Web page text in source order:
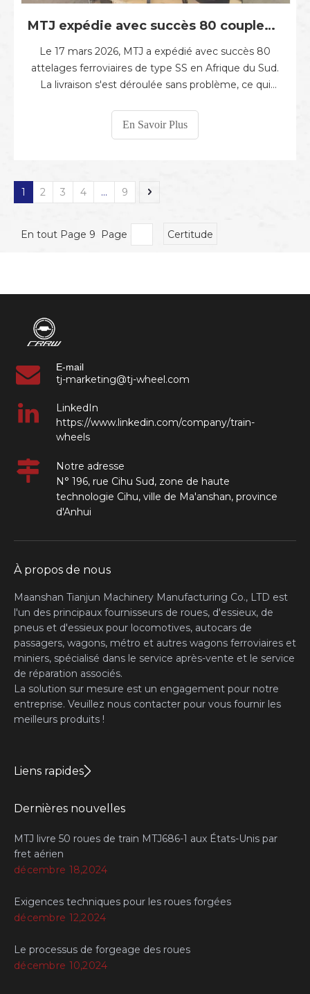
MTJ expédie avec succès 80 coupleurs de type SS en Afrique du Sud le 17 mars 2026
Le 17 mars 2026, MTJ a expédié avec succès 80
attelages ferroviaires de type SS en Afrique du Sud.
La livraison s'est déroulée sans problème, ce qui
logistiques fiables de MTJ. Les attelages de type SS
sont des composants essentiels utilisés pour relier
En Savoir Plus
1 2 3 4 ... 9
En tout Page 9 Page Certitude
E-mail
tj-marketing@tj-wheel.com
LinkedIn
https://www.linkedin.com/company/train-
wheels
Notre adresse
N° 196, rue Cihu Sud, zone de haute
technologie Cihu, ville de Ma'anshan, province
d'Anhui
À propos de nous
Maanshan Tianjun Machinery Manufacturing Co., LTD est
l'un des principaux fournisseurs de roues, d'essieux, de
pneus et d'essieux pour locomotives, autocars de
passagers, wagons, métro et autres wagons ferroviaires et
miniers, spécialisé dans le service après-vente et le service
de réparation associés.
La solution sur mesure est un engagement pour notre
entreprise. Veuillez nous contacter pour vous fournir les
meilleurs produits !
Liens rapides
Dernières nouvelles
MTJ livre 50 roues de train MTJ686-1 aux États-Unis par
fret aérien
décembre 18,2024
Exigences techniques pour les roues forgées
décembre 12,2024
Le processus de forgeage des roues
décembre 10,2024